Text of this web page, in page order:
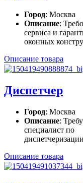
Город: Москва
Описание:
сервиса и
оконных
Описание товара
Диспетчер
Город: Москва
Описание:
специалист по
Описание товара